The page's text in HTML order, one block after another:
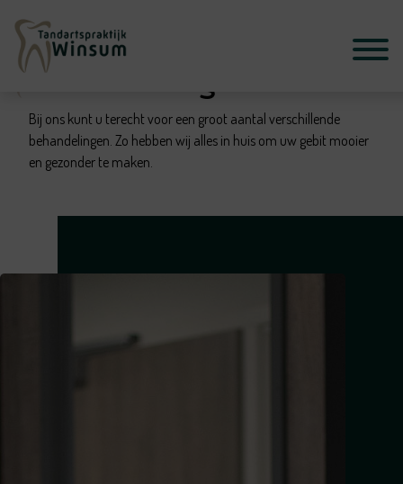
Behandelingen
Bij ons kunt u terecht voor een groot aantal verschillende
behandelingen. Zo hebben wij alles in huis om uw gebit mooier
en gezonder te maken.